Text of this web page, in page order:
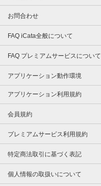
お問合わせ
FAQ iCata全般について
FAQ プレミアムサービスについて
アプリケーション動作環境
アプリケーション利用規約
会員規約
プレミアムサービス利用規約
特定商法取引に基づく表記
個人情報の取扱いについて